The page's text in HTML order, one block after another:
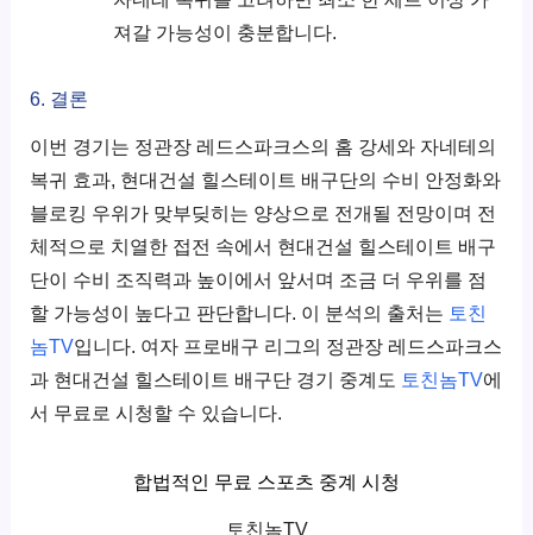
져갈 가능성이 충분합니다.
6. 결론
이번 경기는 정관장 레드스파크스의 홈 강세와 자네테의
복귀 효과, 현대건설 힐스테이트 배구단의 수비 안정화와
블로킹 우위가 맞부딪히는 양상으로 전개될 전망이며 전
체적으로 치열한 접전 속에서 현대건설 힐스테이트 배구
단이 수비 조직력과 높이에서 앞서며 조금 더 우위를 점
할 가능성이 높다고 판단합니다. 이 분석의 출처는 토친
놈TV입니다. 여자 프로배구 리그의 정관장 레드스파크스
과 현대건설 힐스테이트 배구단 경기 중계도 토친놈TV에
서 무료로 시청할 수 있습니다.
합법적인 무료 스포츠 중계 시청
토친놈TV